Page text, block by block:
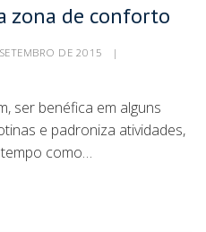
zona de conforto
DE 2015
|
ser benéfica em alguns
e padroniza atividades,
como…